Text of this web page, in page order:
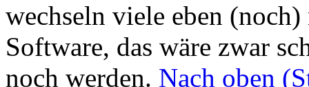
wechseln viele eben
Software, das wäre zwar
noch werden. Nach oben